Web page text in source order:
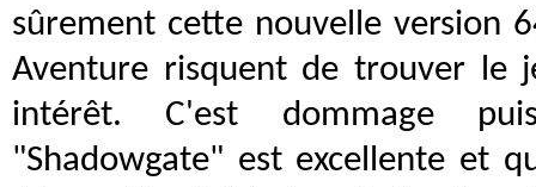
sûrement cette nouvelle version
Aventure risquent de trouver le
intérêt. C'est dommage
"Shadowgate" est excellente et